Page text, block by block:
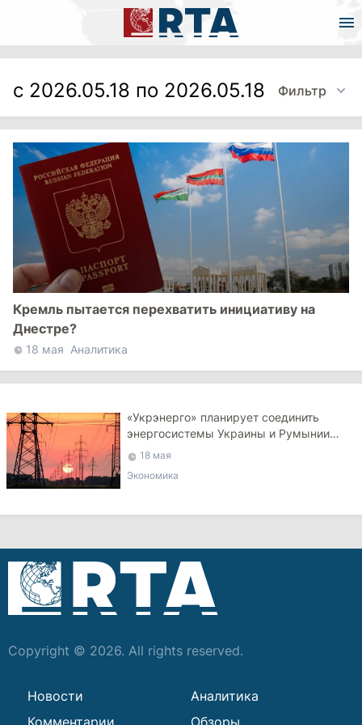
с 2026.05.18 по 2026.05.18 Фильтр
Кремль пытается перехватить инициативу на
Днестре?
18 мая Аналитика
«Укрэнерго» планирует соединить
энергосистемы Украины и Румынии
через Молдову
18 мая
Экономика
Copyright © 2026. All rights reserved.
Новости
Аналитика
Комментарии
Обзоры